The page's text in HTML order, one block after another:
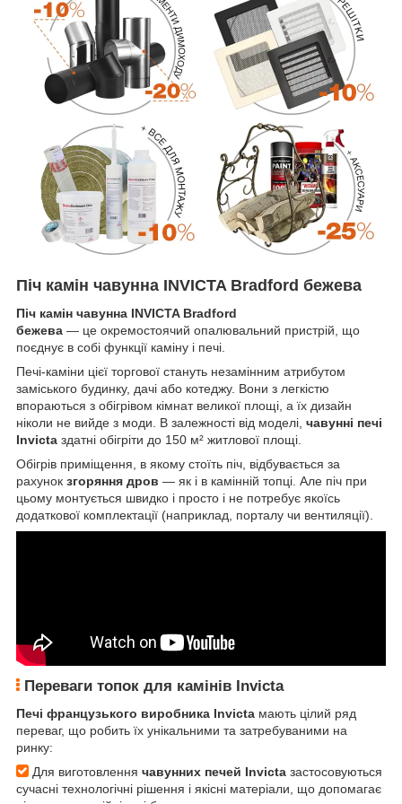
Піч камін чавунна INVICTA Bradford бежева
Піч камін чавунна INVICTA Bradford
бежева — це окремостоячий опалювальний пристрій, що
поєднує в собі функції каміну і печі.
Печі-каміни цієї торгової стануть незамінним атрибутом
заміського будинку, дачі або котеджу. Вони з легкістю
впораються з обігрівом кімнат великої площі, а їх дизайн
ніколи не вийде з моди. В залежності від моделі, чавунні печі
Invicta здатні обігріти до 150 м² житлової площі.
Обігрів приміщення, в якому стоїть піч, відбувається за
рахунок згоряння дров — як і в камінній топці. Але піч при
цьому монтується швидко і просто і не потребує якоїсь
додаткової комплектації (наприклад, порталу чи вентиляції).
Переваги топок для камінів Invicta
Печі французького виробника Invicta мають цілий ряд
переваг, що робить їх унікальними та затребуваними на
ринку:
Для виготовлення чавунних печей Invicta застосовуються
сучасні технологічні рішення і якісні матеріали, що допомагає